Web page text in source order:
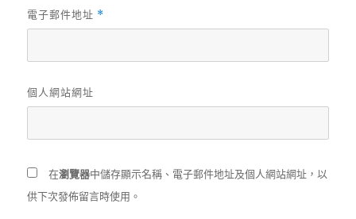
電子郵件地址 *
個人網站網址
在瀏覽器中儲存顯示名稱、電子郵件地址及個人網站網址，以
供下次發佈留言時使用。